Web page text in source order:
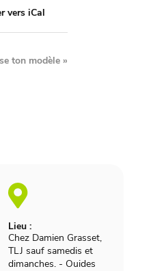
vers iCal
Lieu :
Chez Damien Grasset,
TLJ sauf samedis et
dimanches. - Ouides
ton modèle »